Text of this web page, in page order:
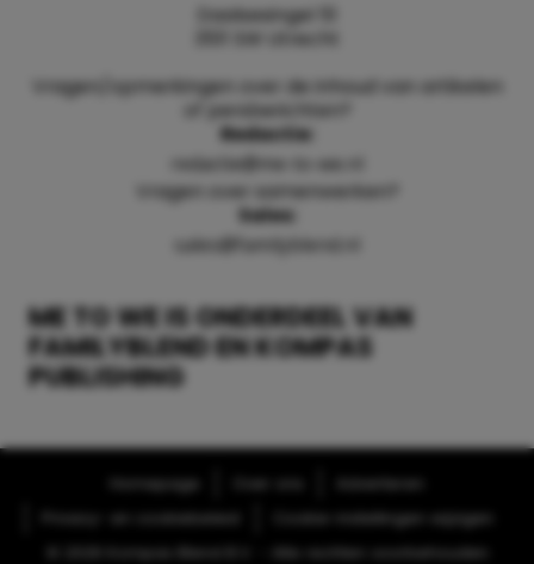
ME TO WE IS ONDERDEEL VAN
FAMILYBLEND EN KOMPAS
PUBLISHING
Daalsesingel 51
3511 SW Utrecht
Vragen/opmerkingen over de inhoud van artikelen
of persberichten?
Redactie:
redactie@me-to-we.nl
Vragen over samenwerken?
Sales:
sales@familyblend.nl
Homepage